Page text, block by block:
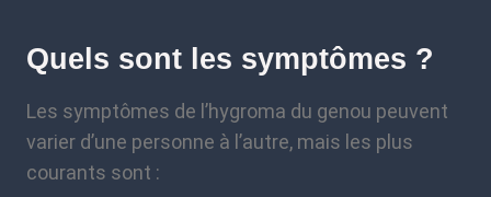
Quels sont les symptômes ?
Les symptômes de l’hygroma du genou peuvent
varier d’une personne à l’autre, mais les plus
courants sont :